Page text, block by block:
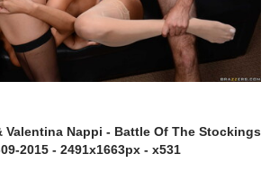
Valentina Nappi - Battle Of The Stockings
2015 - 2491x1663px - x531